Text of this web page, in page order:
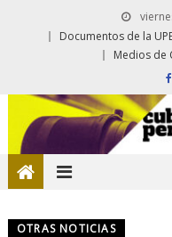
Documentos de la
Medios de
OTRAS NOTICIAS